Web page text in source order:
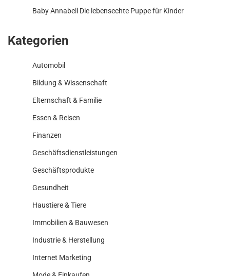
Baby Annabell Die lebensechte Puppe für Kinder
Kategorien
Automobil
Bildung & Wissenschaft
Elternschaft & Familie
Essen & Reisen
Finanzen
Geschäftsdienstleistungen
Geschäftsprodukte
Gesundheit
Haustiere & Tiere
Immobilien & Bauwesen
Industrie & Herstellung
Internet Marketing